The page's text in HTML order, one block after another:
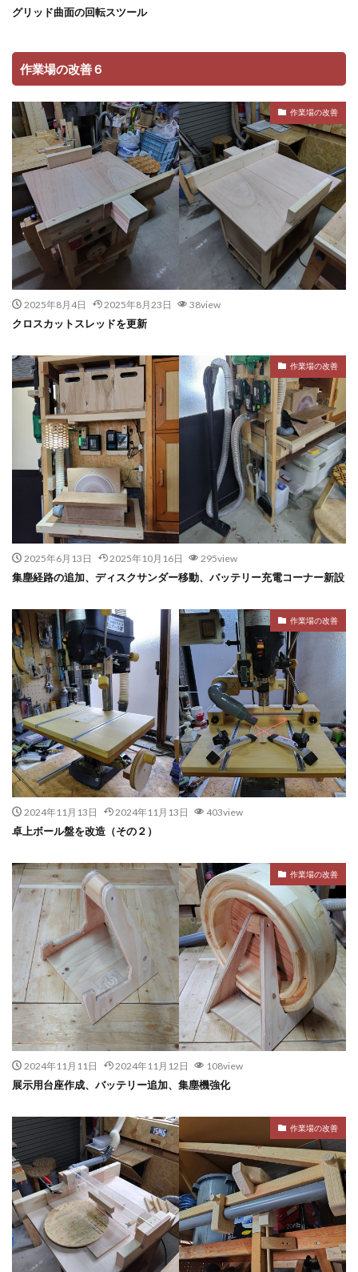
グリッド曲面の回転スツール
作業場の改善６
作業場の改善
2025年8月4日 2025年8月23日 38view
クロスカットスレッドを更新
作業場の改善
2025年6月13日 2025年10月16日 295view
集塵経路の追加、ディスクサンダー移動、バッテリー充電コーナー新設
作業場の改善
2024年11月13日 2024年11月13日 403view
卓上ボール盤を改造（その２）
作業場の改善
2024年11月11日 2024年11月12日 108view
展示用台座作成、バッテリー追加、集塵機強化
作業場の改善